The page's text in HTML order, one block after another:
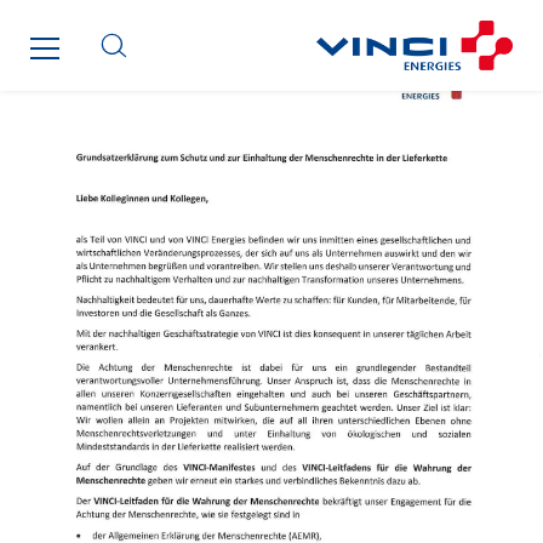
Chatenet
Clède
Clémançon
Comantec
Comsip
Conductor
Cougar Automation
DECHOW Gebäude.Technik
Degreane Horizon
Dégréane SA
DEGW France